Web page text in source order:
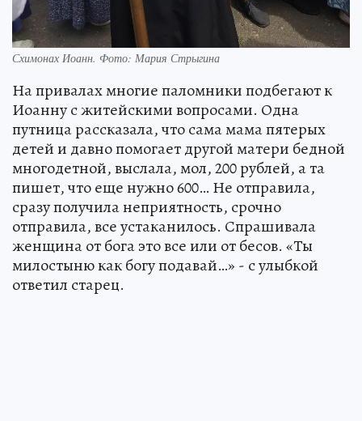
Схимонах Иоанн. Фото: Мария Стрыгина
На привалах многие паломники подбегают к
Иоанну с житейскими вопросами. Одна
путница рассказала, что сама мама пятерых
детей и давно помогает другой матери бедной
многодетной, выслала, мол, 200 рублей, а та
пишет, что еще нужно 600… Не отправила,
сразу получила неприятность, срочно
отправила, все устаканилось. Спрашивала
женщина от бога это все или от бесов. «Ты
милостыню как богу подавай…» - с улыбкой
ответил старец.